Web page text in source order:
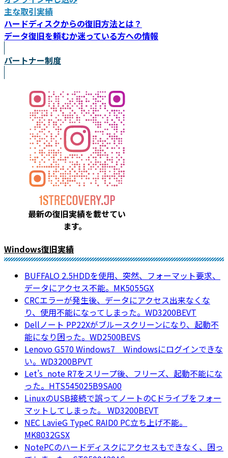
主な取引実績
ハードディスクからの復旧方法とは？
データ復旧を頼むか迷っている方への情報
パートナー制度
最新の復旧実績を載せてい
ます。
Windows復旧実績
BUFFALO 2.5HDDを使用、突然、フォーマット要求、
データにアクセス不能。MK5055GX
CRCエラーが発生後、データにアクセス出来なくな
り、使用不能になってしまった。WD3200BEVT
Dellノート PP22Xがブルースクリーンになり、起動不
能になり困った。WD2500BEVS
Lenovo G570 Windows7 Windowsにログインできな
い。WD3200BPVT
Let’s_note R7をスリープ後、フリーズ、起動不能にな
った。HTS545025B9SA00
LinuxのUSB接続で誤ってノートのCドライブをフォー
マットしてしまった。 WD3200BEVT
NEC LavieG TypeC RAID0 PC立ち上げ不能。
MK8032GSX
NotePCのハードディスクにアクセスもできなく、困っ